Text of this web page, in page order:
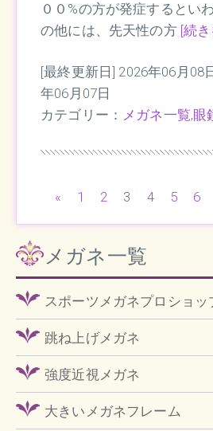
００%の方が発症するとい
の他には、先天性の方 [続
[最終更新日] 2026年06月08
年06月07日
カテゴリー： メガネ一覧,眼
« 1 2 3 4 5 6
メガネ一覧
スポーツメガネプロショッ
跳ね上げメガネ
強度近視メガネ
大きいメガネフレーム